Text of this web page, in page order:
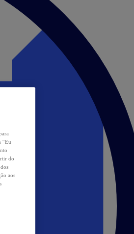
“Eu
do
aos